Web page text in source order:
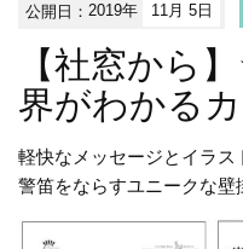
公開日：2019年 11月 5日
【社窓から
界がわかるカ
軽快なメッセージとイラス
警笛をならすユニークな壁